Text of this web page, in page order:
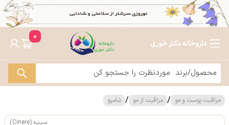
داروخانه دکتر خوری
0
مراقبت پوست و مو / مراقبت از مو / شامپو
سینره (Cinere)